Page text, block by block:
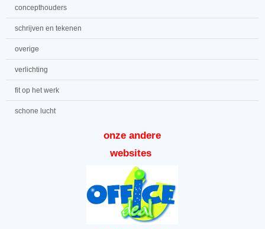
concepthouders
schrijven en tekenen
overige
verlichting
fit op het werk
schone lucht
onze andere
websites